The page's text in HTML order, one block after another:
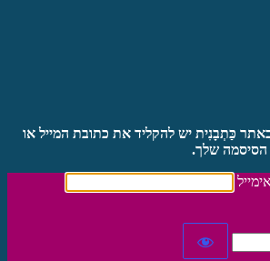
כַּתְבָנִית יש להקליד את כתובת המייל או
שלך.